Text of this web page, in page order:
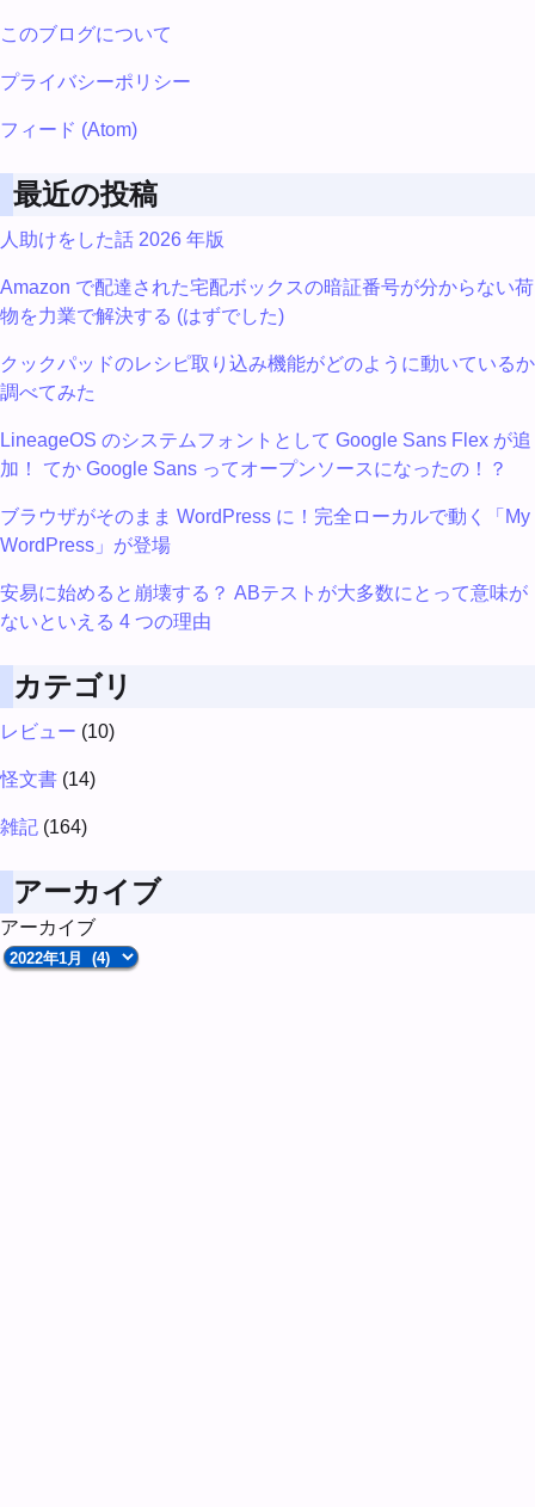
このブログについて
プライバシーポリシー
フィード (Atom)
最近の投稿
人助けをした話 2026 年版
Amazon で配達された宅配ボックスの暗証番号が分からない荷
物を力業で解決する (はずでした)
クックパッドのレシピ取り込み機能がどのように動いているか
調べてみた
LineageOS のシステムフォントとして Google Sans Flex が追
加！ てか Google Sans ってオープンソースになったの！？
ブラウザがそのまま WordPress に！完全ローカルで動く「My
WordPress」が登場
安易に始めると崩壊する？ ABテストが大多数にとって意味が
ないといえる 4 つの理由
カテゴリ
レビュー (10)
怪文書 (14)
雑記 (164)
アーカイブ
アーカイブ